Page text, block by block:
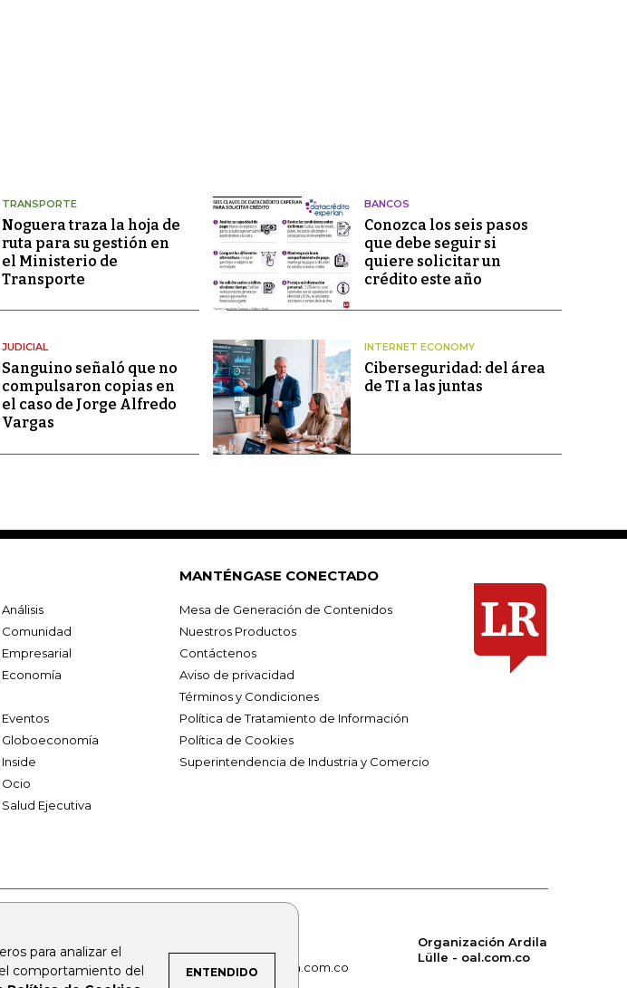
para analizar el
comportamiento del
ENTENDIDO
TRANSPORTE
Noguera traza la hoja de
ruta para su gestión en
el Ministerio de
Transporte
BANCOS
Conozca los seis pasos
que debe seguir si
quiere solicitar un
crédito este año
JUDICIAL
Sanguino señaló que no
compulsaron copias en
el caso de Jorge Alfredo
Vargas
INTERNET ECONOMY
Ciberseguridad: del área
de TI a las juntas
Análisis
Comunidad
Empresarial
Economía
Eventos
Globoeconomía
Inside
Ocio
Salud Ejecutiva
MANTÉNGASE CONECTADO
Mesa de Generación de Contenidos
Nuestros Productos
Contáctenos
Aviso de privacidad
Términos y Condiciones
Política de Tratamiento de Información
Política de Cookies
Superintendencia de Industria y Comercio
bolsaencolombia.com
noticiasrcn.com lafm.com.co
alerta.com.co
Organización Ardila
Lülle - oal.com.co